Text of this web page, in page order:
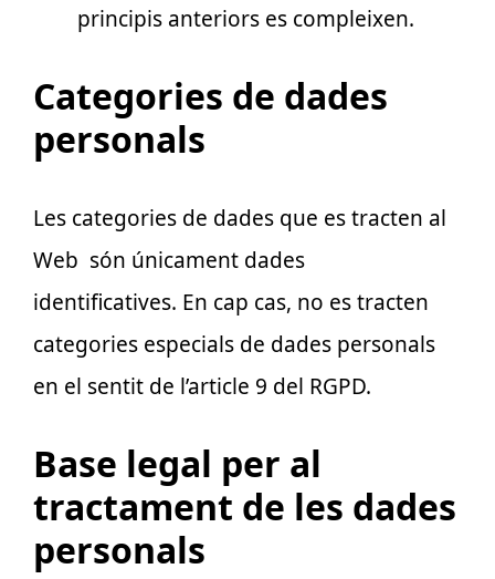
principis anteriors es compleixen.
Categories de dades
personals
Les categories de dades que es tracten al
Web són únicament dades
identificatives. En cap cas, no es tracten
categories especials de dades personals
en el sentit de l’article 9 del RGPD.
Base legal per al
tractament de les dades
personals